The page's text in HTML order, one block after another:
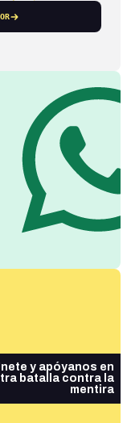
y apóyanos en
batalla contra la
mentira